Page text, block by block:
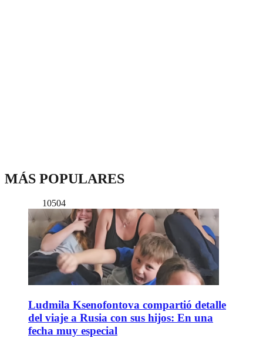
MÁS POPULARES
10504
Ludmila Ksenofontova compartió detalle
del viaje a Rusia con sus hijos: En una
fecha muy especial